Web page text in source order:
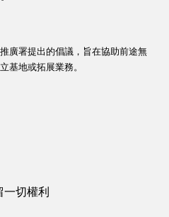
廣署提出的倡議，旨在協助前途無
基地或拓展業務。
一切權利